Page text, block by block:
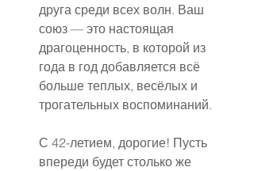
друга среди всех волн. Ваш
союз — это настоящая
драгоценность, в которой из
года в год добавляется всё
больше теплых, весёлых и
трогательных воспоминаний.
С 42-летием, дорогие! Пусть
впереди будет столько же